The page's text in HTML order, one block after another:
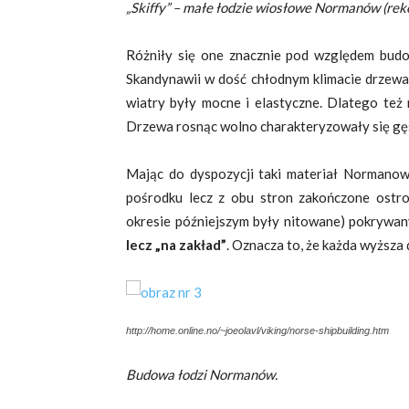
„Skiffy” – małe łodzie wiosłowe Normanów
Różniły się one znacznie pod względem
Skandynawii w dość chłodnym klimacie
wiatry były mocne i elastyczne. Dlatego też
Drzewa rosnąc wolno charakteryzowały się
Mając do dyspozycji taki materiał
pośrodku lecz z obu stron zakończone
okresie późniejszym były nitowane)
lecz „na zakład”. Oznacza to, że każda
http://home.online.no/~joeolavl/viking/norse-shipbuilding.htm
Budowa łodzi Normanów.